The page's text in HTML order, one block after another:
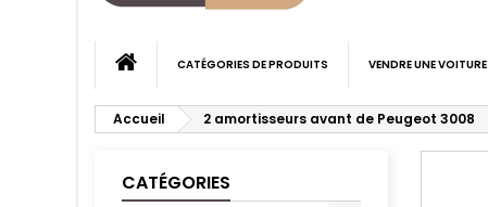
CATÉGORIES DE PRODUITS VENDRE UNE VOITURE
Accueil 2 amortisseurs avant de Peugeot 3008
CATÉGORIES